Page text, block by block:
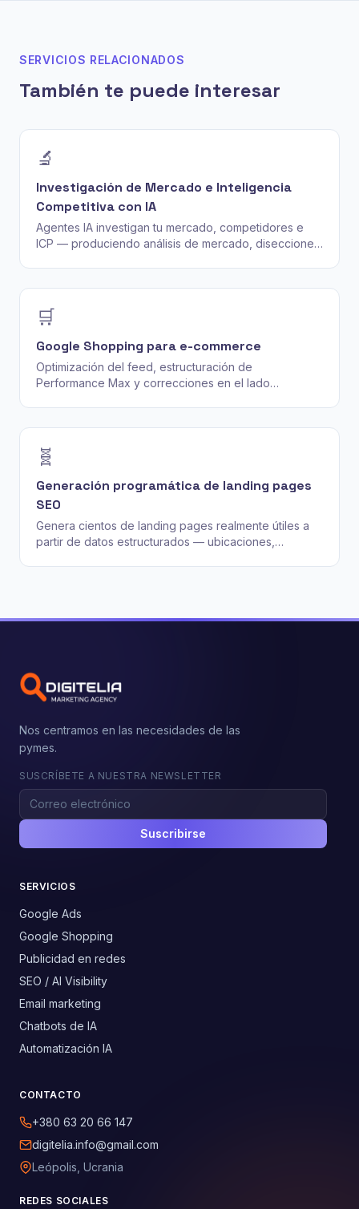
SERVICIOS RELACIONADOS
También te puede interesar
🔬
Investigación de Mercado e Inteligencia
Competitiva con IA
Agentes IA investigan tu mercado, competidores e
ICP — produciendo análisis de mercado, disecciones
🛒
Google Shopping para e-commerce
Optimización del feed, estructuración de
Performance Max y correcciones en el lado
🧬
Generación programática de landing pages
SEO
Genera cientos de landing pages realmente útiles a
partir de datos estructurados — ubicaciones,
Nos centramos en las necesidades de las
pymes.
SUSCRÍBETE A NUESTRA NEWSLETTER
Suscribirse
SERVICIOS
Google Ads
Google Shopping
Publicidad en redes
SEO / AI Visibility
Email marketing
Chatbots de IA
Automatización IA
CONTACTO
+380 63 20 66 147
digitelia.info@gmail.com
Leópolis, Ucrania
REDES SOCIALES